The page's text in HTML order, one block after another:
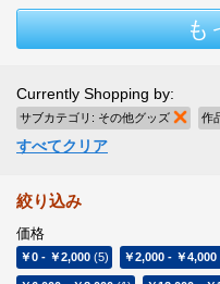
も
Currently Shopping by:
サブカテゴリ: その他グッズ 商品
作
すべてクリア
絞り込み
価格
￥0 - ￥2,000 (5) ￥2,000 - ￥4,000